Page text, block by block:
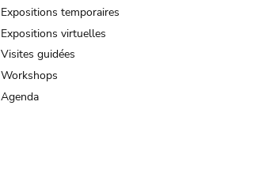
Expositions temporaires
Expositions virtuelles
Visites guidées
Workshops
Agenda